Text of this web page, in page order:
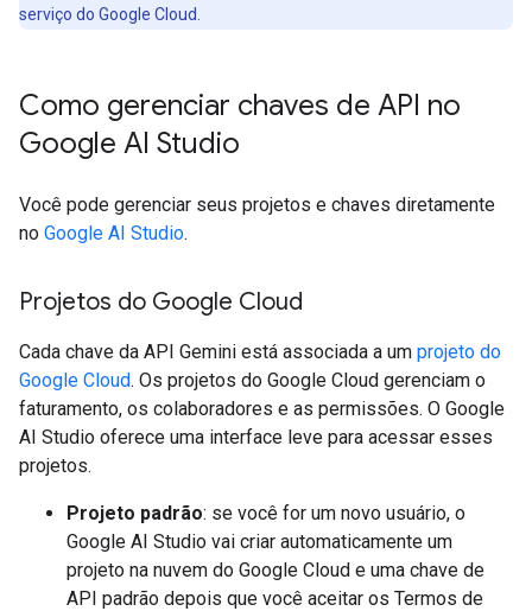
serviço do Google Cloud.
Como gerenciar chaves de API no
Google AI Studio
Você pode gerenciar seus projetos e chaves diretamente
no Google AI Studio.
Projetos do Google Cloud
Cada chave da API Gemini está associada a um projeto do
Google Cloud. Os projetos do Google Cloud gerenciam o
faturamento, os colaboradores e as permissões. O Google
AI Studio oferece uma interface leve para acessar esses
projetos.
Projeto padrão: se você for um novo usuário, o
Google AI Studio vai criar automaticamente um
projeto na nuvem do Google Cloud e uma chave de
API padrão depois que você aceitar os Termos de